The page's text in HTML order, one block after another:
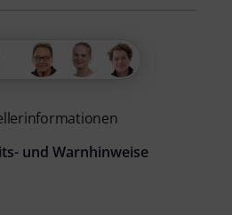
und Warnhinweise